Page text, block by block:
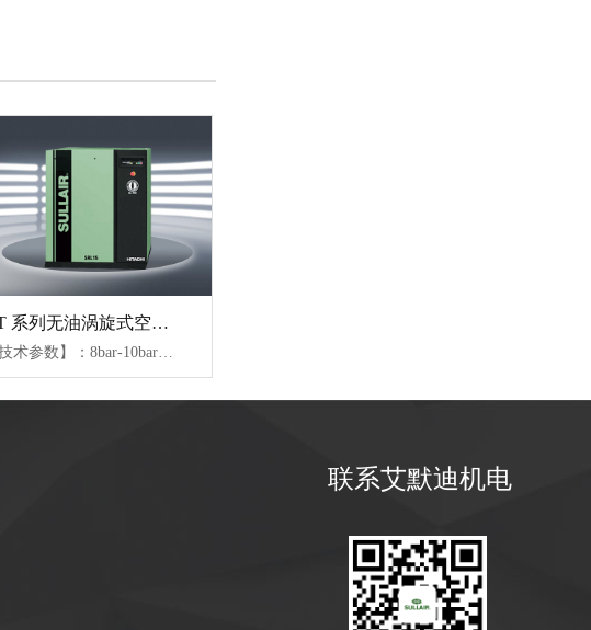
VT 系列无油涡旋式空压机
【技术参数】：8bar-10bar、1.5-33KW、0.16-3.78m³/min
联系艾默迪机电